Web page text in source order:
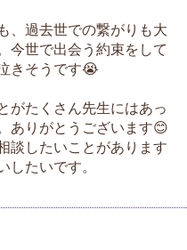
、過去世での繋がりも大
今世で出会う約束をして
きそうです😭
がたくさん先生にはあっ
ありがとうございます😊
談したいことがあります
たいです。